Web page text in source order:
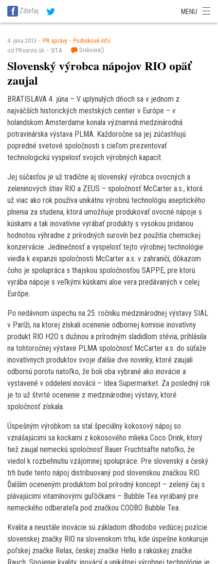
SITA Energetika
SITA Potravinárstvo
Zdieľaj MENU
4. júna 2013 PR správy
Podnikové info
od PRservis.sk
SITA Diskusia()
Slovenský výrobca nápojov RIO opäť
zaujal
BRATISLAVA 4. júna – V uplynulých dňoch sa v jednom z
najväčších historických mestských centier v Európe – v
holandskom Amsterdame konala významná medzinárodná
potravinárska výstava PLMA. Každoročne sa jej zúčastňujú
popredné svetové spoločnosti s cieľom prezentovať
technologickú vyspelosť svojich výrobných kapacít.
Jej súčasťou je už tradične aj slovenský výrobca ovocných a
zeleninových štiav RIO a ZEUS – spoločnosť McCarter a.s., ktorá
už viac ako rok používa unikátnu výrobnú technológiu aseptického
plnenia za studena, ktorá umožňuje produkovať ovocné nápoje s
kúskami a tak inovatívne vyrábať produkty s vysokou pridanou
hodnotou výhradne z prírodných surovín bez použitia chemickej
konzervácie. Jedinečnosť a vyspelosť tejto výrobnej technológie
viedla k expanzii spoločnosti McCarter a.s. v zahraničí, dôkazom
čoho je spolupráca s thajskou spoločnosťou SAPPE, pre ktorú
vyrába nápoje s veľkými kúskami aloe vera predávaných v celej
Európe.
Po nedávnom úspechu na 25. ročníku medzinárodnej výstavy SIAL
v Paríži, na ktorej získali ocenenie odbornej komisie inovatívny
produkt RIO H2O s dužinou a prírodným sladidlom stévia, prihlásila
na tohtoročnej výstave PLMA spoločnosť McCarter a.s. do súťaže
inovatívnych produktov svoje ďalšie dve novinky, ktoré zaujali
odbornú porotu natoľko, že boli oba vybrané ako inovácie a
vystavené v oddelení inovácii – Idea Supermarket. Za posledný rok
je to už štvrté ocenenie z medzinárodnej výstavy, ktoré
spoločnosť získala.
Úspešným výrobkom sa stal špeciálny kokosový nápoj so
vznášajúcimi sa kockami z kokosového mlieka Coco Drink, ktorý
tiež zaujal nemeckú spoločnosť Bauer Fruchtsäfte natoľko, že
viedol k rozbehnutiu vzájomnej spolupráce. Pre slovenský a český
trh bude tento nápoj distribuovaný pod slovenskou značkou RIO.
Ďalším oceneným produktom bol prírodný koncept – zelený čaj s
plávajúcimi vitamínovými guľôčkami – Bubble Tea vyrábaný pre
nemeckého odberateľa pod značkou COOBO Bubble Tea.
Kvalita a neustále inovácie sú základom dlhodobo vedúcej pozície
slovenskej značky RIO na slovenskom trhu, kde úspešne konkuruje
poľskej značke Relax, českej značke Hello a rakúskej značke